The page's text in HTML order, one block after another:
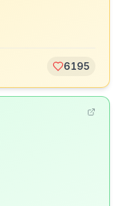
6195